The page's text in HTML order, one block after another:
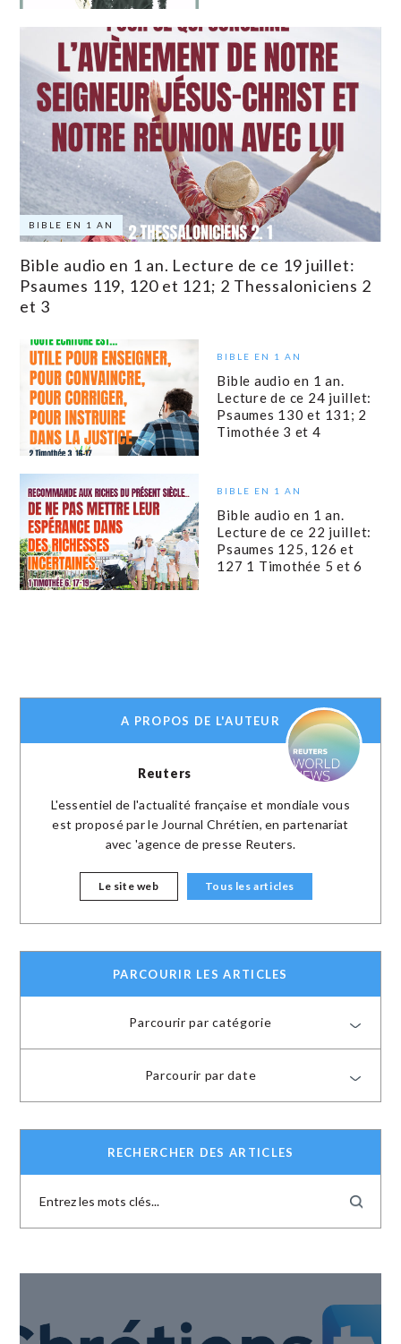
BIBLE EN 1 AN
Bible audio en 1 an. Lecture de ce 19 juillet:
Psaumes 119, 120 et 121; 2 Thessaloniciens 2
et 3
BIBLE EN 1 AN
Bible audio en 1 an.
Lecture de ce 24 juillet:
Psaumes 130 et 131; 2
Timothée 3 et 4
BIBLE EN 1 AN
Bible audio en 1 an.
Lecture de ce 22 juillet:
Psaumes 125, 126 et
127 1 Timothée 5 et 6
A PROPOS DE L'AUTEUR
Reuters
L'essentiel de l'actualité française et mondiale vous
est proposé par le Journal Chrétien, en partenariat
avec 'agence de presse Reuters.
Le site web Tous les articles
PARCOURIR LES ARTICLES
Parcourir par catégorie
Parcourir par date
RECHERCHER DES ARTICLES